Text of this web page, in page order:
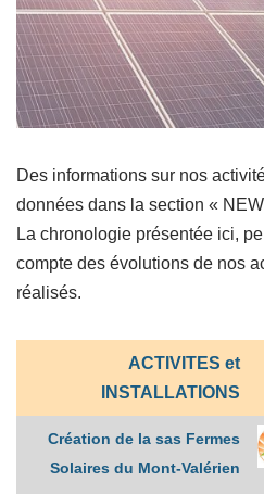
Des informations sur nos
données dans la section «
La chronologie présentée ici,
compte des évolutions de nos
réalisés.
ACTIVITES et
INSTALLATIONS
Création de la sas Fermes
Solaires du Mont-Valérien